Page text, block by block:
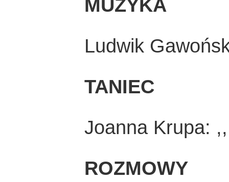
MUZYKA
Ludwik
TANIEC
Joanna Krupa:
ROZMOWY